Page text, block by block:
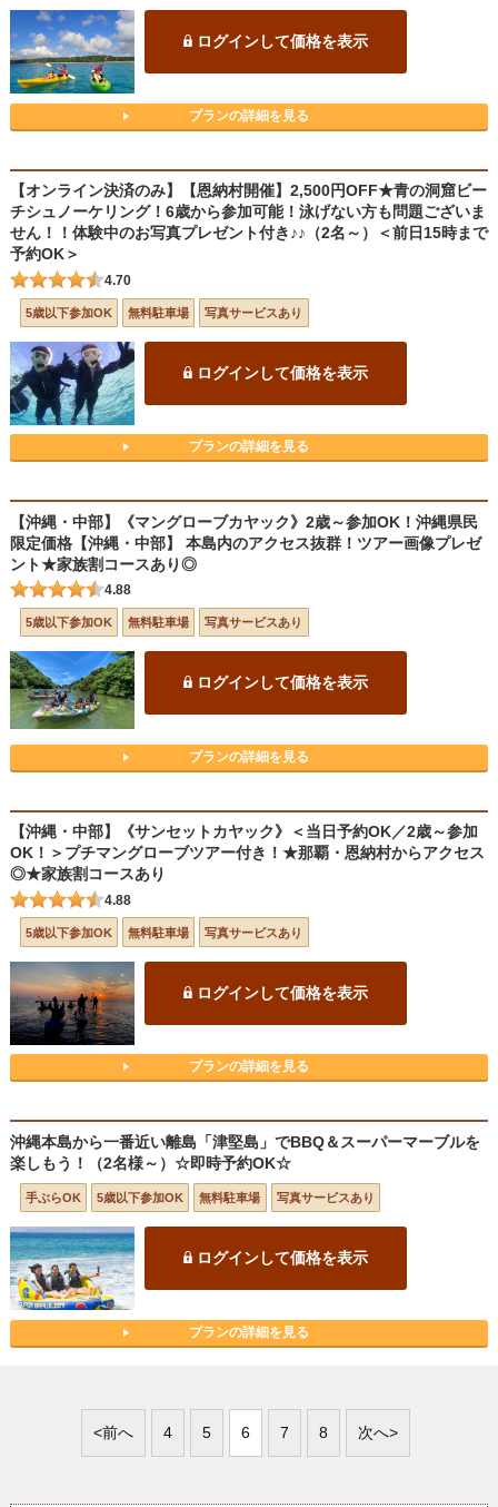
ログインして価格を表示
プランの詳細を見る
【オンライン決済のみ】【恩納村開催】2,500円OFF★青の洞窟ビー
チシュノーケリング！6歳から参加可能！泳げない方も問題ございま
せん！！体験中のお写真プレゼント付き♪♪（2名～）＜前日15時まで
予約OK＞
4.70
5歳以下参加OK 無料駐車場 写真サービスあり
ログインして価格を表示
プランの詳細を見る
【沖縄・中部】《マングローブカヤック》2歳～参加OK！沖縄県民
限定価格【沖縄・中部】 本島内のアクセス抜群！ツアー画像プレゼ
ント★家族割コースあり◎
4.88
5歳以下参加OK 無料駐車場 写真サービスあり
ログインして価格を表示
プランの詳細を見る
【沖縄・中部】《サンセットカヤック》＜当日予約OK／2歳～参加
OK！＞プチマングローブツアー付き！★那覇・恩納村からアクセス
◎★家族割コースあり
4.88
5歳以下参加OK 無料駐車場 写真サービスあり
ログインして価格を表示
プランの詳細を見る
沖縄本島から一番近い離島「津堅島」でBBQ＆スーパーマーブルを
楽しもう！（2名様～）☆即時予約OK☆
手ぶらOK 5歳以下参加OK 無料駐車場 写真サービスあり
ログインして価格を表示
プランの詳細を見る
<前へ 4 5 6 7 8 次へ>